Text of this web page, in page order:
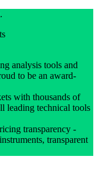
analysis tools and
to be an award-
with thousands of
leading technical tools
transparency -
transparent